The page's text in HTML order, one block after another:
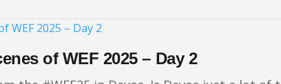
of WEF 2025 – Day 2